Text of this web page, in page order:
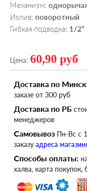
Механизм:
Излив: поворотный
Гибкая подводка: 1/2"
Цена: 60,90 руб
Доставка по
заказе от 300 руб
Доставка по РБ
менеджеров
Самовывоз Пн-Вс c
заказу адреса
Способы оплаты:
халва, карта покупок,